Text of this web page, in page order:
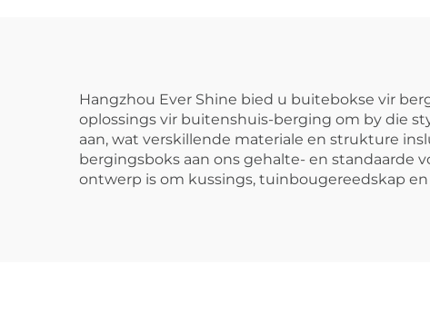
Hangzhou Ever Shine bied u buitebokse vir
oplossings vir buitenshuis-berging om by die
aan, wat verskillende materiale en strukture
bergingsboks aan ons gehalte- en standaarde
ontwerp is om kussings, tuinbougereedskap